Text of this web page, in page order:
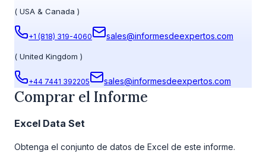
( USA & Canada )
+1 (818) 319-4060 sales@informesdeexpertos.com
( United Kingdom )
+44 7441 392205 sales@informesdeexpertos.com
Comprar el Informe
Excel Data Set
Obtenga el conjunto de datos de Excel de este informe.